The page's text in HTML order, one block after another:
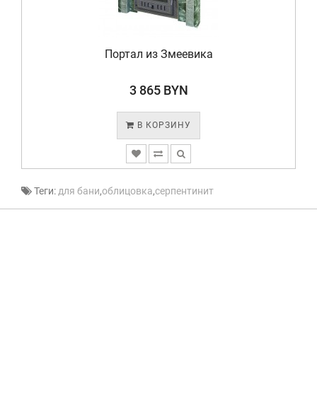
Портал из Змеевика
3 865 BYN
В КОРЗИНУ
Теги: для бани,облицовка,серпентинит